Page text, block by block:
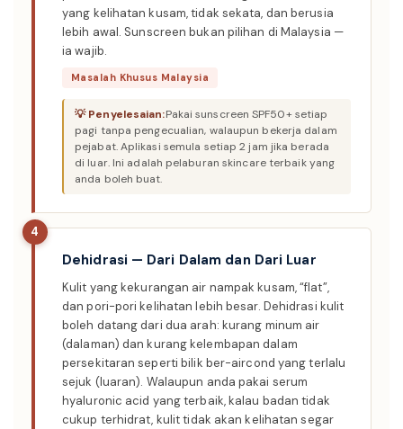
yang kelihatan kusam, tidak sekata, dan berusia
lebih awal. Sunscreen bukan pilihan di Malaysia —
ia wajib.
Masalah Khusus Malaysia
Pakai sunscreen SPF50+ setiap
pagi tanpa pengecualian, walaupun bekerja dalam
pejabat. Aplikasi semula setiap 2 jam jika berada
di luar. Ini adalah pelaburan skincare terbaik yang
anda boleh buat.
4
Dehidrasi — Dari Dalam dan Dari Luar
Kulit yang kekurangan air nampak kusam, “flat”,
dan pori-pori kelihatan lebih besar. Dehidrasi kulit
boleh datang dari dua arah: kurang minum air
(dalaman) dan kurang kelembapan dalam
persekitaran seperti bilik ber-aircond yang terlalu
sejuk (luaran). Walaupun anda pakai serum
hyaluronic acid yang terbaik, kalau badan tidak
cukup terhidrat, kulit tidak akan kelihatan segar